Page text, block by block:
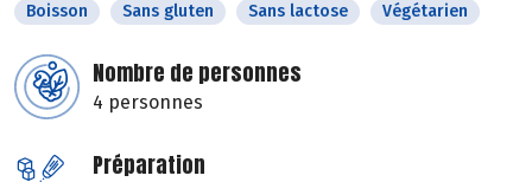
Boisson Sans gluten Sans lactose Végétarien
Nombre de personnes
4 personnes
Préparation